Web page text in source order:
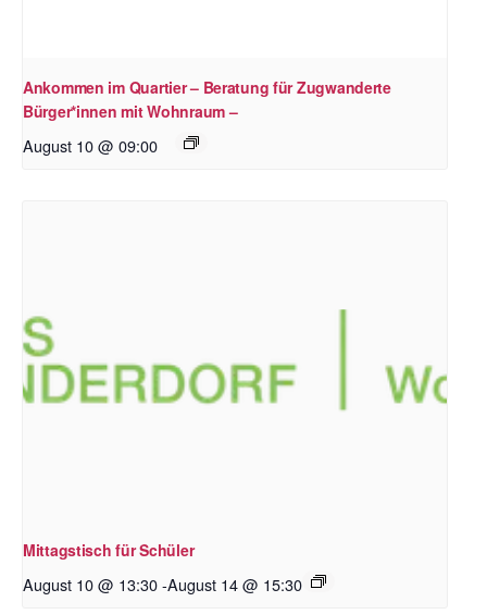
Ankommen im Quartier – Beratung für Zugwanderte
Bürger*innen mit Wohnraum –
August 10 @ 09:00
Mittagstisch für Schüler
August 10 @ 13:30-August 14 @ 15:30